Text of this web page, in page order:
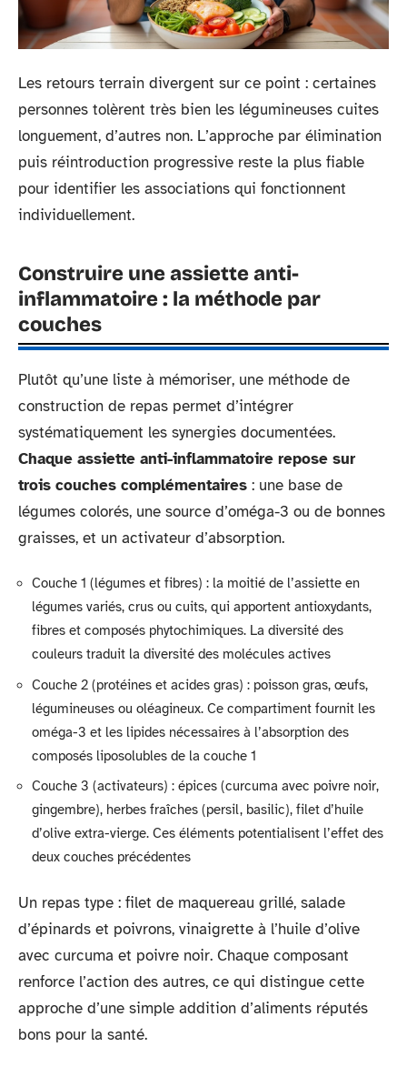
Les retours terrain divergent sur ce point : certaines
personnes tolèrent très bien les légumineuses cuites
longuement, d’autres non. L’approche par élimination
puis réintroduction progressive reste la plus fiable
pour identifier les associations qui fonctionnent
individuellement.
Construire une assiette anti-
inflammatoire : la méthode par
couches
Plutôt qu’une liste à mémoriser, une méthode de
construction de repas permet d’intégrer
systématiquement les synergies documentées.
Chaque assiette anti-inflammatoire repose sur
trois couches complémentaires : une base de
légumes colorés, une source d’oméga-3 ou de bonnes
graisses, et un activateur d’absorption.
Couche 1 (légumes et fibres) : la moitié de l’assiette en
légumes variés, crus ou cuits, qui apportent antioxydants,
fibres et composés phytochimiques. La diversité des
couleurs traduit la diversité des molécules actives
Couche 2 (protéines et acides gras) : poisson gras, œufs,
légumineuses ou oléagineux. Ce compartiment fournit les
oméga-3 et les lipides nécessaires à l’absorption des
composés liposolubles de la couche 1
Couche 3 (activateurs) : épices (curcuma avec poivre noir,
gingembre), herbes fraîches (persil, basilic), filet d’huile
d’olive extra-vierge. Ces éléments potentialisent l’effet des
deux couches précédentes
Un repas type : filet de maquereau grillé, salade
d’épinards et poivrons, vinaigrette à l’huile d’olive
avec curcuma et poivre noir. Chaque composant
renforce l’action des autres, ce qui distingue cette
approche d’une simple addition d’aliments réputés
bons pour la santé.